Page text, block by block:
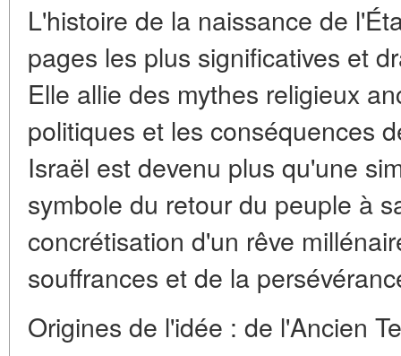
L'histoire de la naissance de
pages les plus significatives et
Elle allie des mythes religieux
politiques et les conséquences
Israël est devenu plus qu'une
symbole du retour du peuple à
concrétisation d'un rêve
souffrances et de la
Origines de l'idée : de l'Ancien